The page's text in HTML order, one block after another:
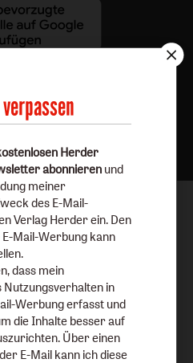
oben
Herder
abonnieren und
meiner
des E-Mail-
Verlag Herder ein. Den
Mail-Werbung kann
dass mein
Nutzungsverhalten in
Werbung erfasst und
die Inhalte besser auf
Über einen
E-Mail kann ich diese